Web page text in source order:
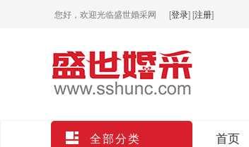
您好，欢迎光临盛世婚采网 [登录][注册]
全部分类 首页